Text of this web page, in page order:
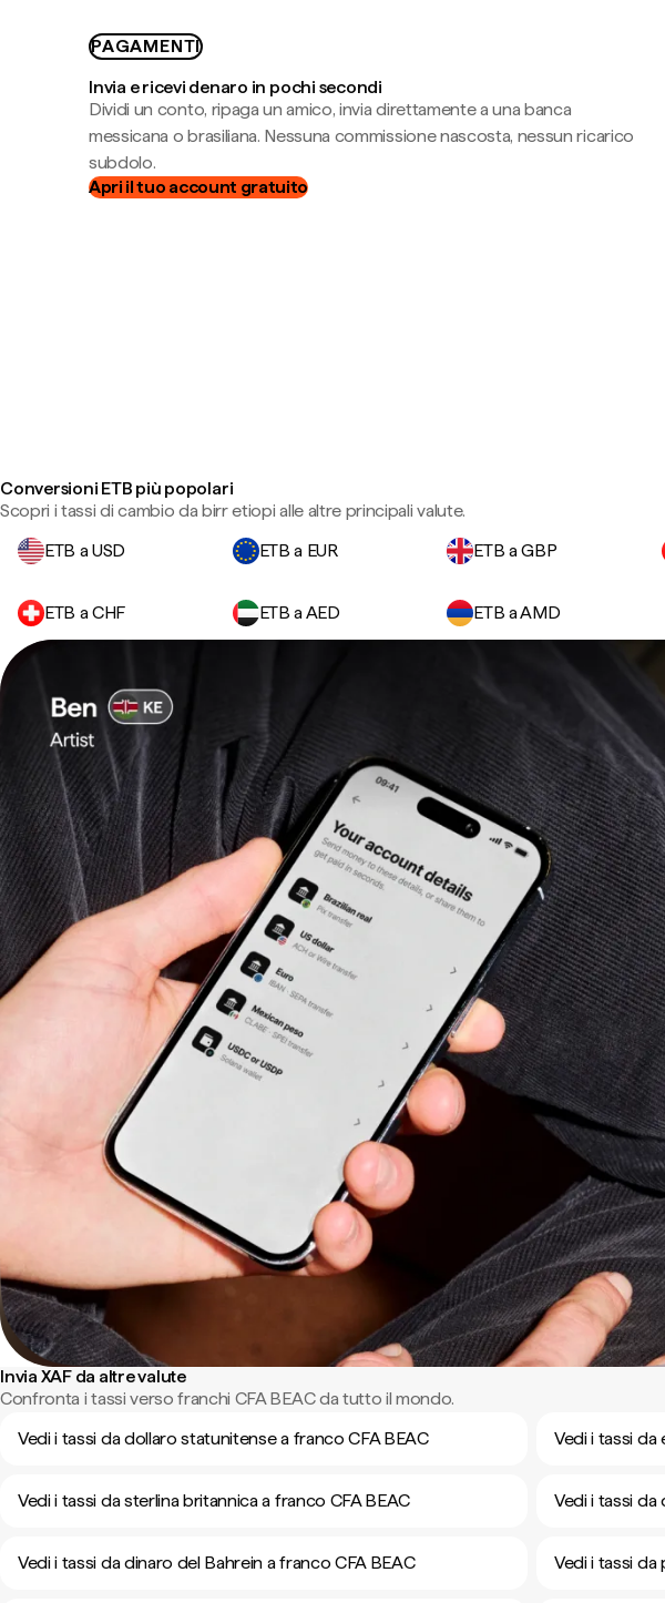
PAGAMENTI
Invia e ricevi denaro in pochi secondi
Dividi un conto, ripaga un amico, invia direttamente a una banca
messicana o brasiliana. Nessuna commissione nascosta, nessun ricarico
subdolo.
Apri il tuo account gratuito
Conversioni ETB più popolari
Scopri i tassi di cambio da birr etiopi alle altre principali valute.
ETB a USD
ETB a EUR ETB a GBP
ETB a CHF ETB a AED ETB a AMD
Invia XAF da altre valute
Confronta i tassi verso franchi CFA BEAC da tutto il mondo.
Vedi i tassi da dollaro statunitense a franco CFA BEAC
Vedi i tassi da
Vedi i tassi da sterlina britannica a franco CFA BEAC Vedi i tassi da
Vedi i tassi da dinaro del Bahrein a franco CFA BEAC Vedi i tassi da